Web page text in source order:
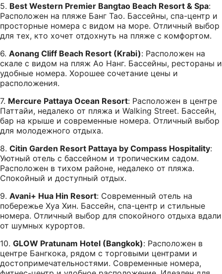
5. Best Western Premier Bangtao Beach Resort & Spa:
Расположен на пляже Банг Тао. Бассейны, спа-центр и
просторные номера с видом на море. Отличный выбор
для тех, кто хочет отдохнуть на пляже с комфортом.
6. Aonang Cliff Beach Resort (Krabi): Расположен на
скале с видом на пляж Ао Нанг. Бассейны, рестораны и
удобные номера. Хорошее сочетание цены и
расположения.
7. Mercure Pattaya Ocean Resort: Расположен в центре
Паттайи, недалеко от пляжа и Walking Street. Бассейн,
бар на крыше и современные номера. Отличный выбор
для молодежного отдыха.
8. Citin Garden Resort Pattaya by Compass Hospitality:
Уютный отель с бассейном и тропическим садом.
Расположен в тихом районе, недалеко от пляжа.
Спокойный и доступный отдых.
9. Avani+ Hua Hin Resort: Современный отель на
побережье Хуа Хин. Бассейн, спа-центр и стильные
номера. Отличный выбор для спокойного отдыха вдали
от шумных курортов.
10. GLOW Pratunam Hotel (Bangkok): Расположен в
центре Бангкока, рядом с торговыми центрами и
достопримечательностями. Современные номера,